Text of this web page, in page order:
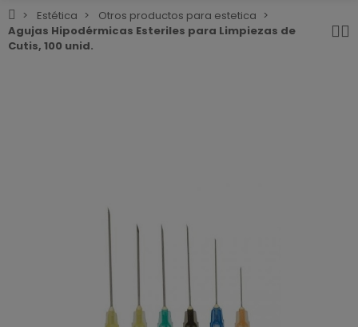
Estética
Otros productos para estetica
Agujas Hipodérmicas Esteriles para Limpiezas de
Cutis, 100 unid.